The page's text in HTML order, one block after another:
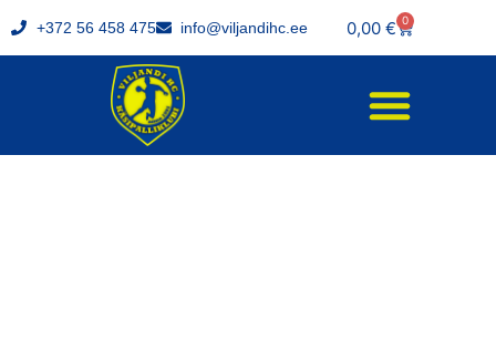
+372 56 458 475 info@viljandihc.ee 0,00 € 0